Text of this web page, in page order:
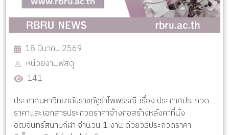
18 มีนาคม 2569
หน่วยงานพัสดุ
141
ประกาศมหาวิทยาลัยราชภัฏรำไพพรรณี เรื่อง ประกาศประกวด
ราคาและเอกสารประกวดราคาจ้างก่อสร้างหลังคาที่นั่ง
อัฒจันทร์สนามกีฬา จำนวน 1 งาน ด้วยวิธีประกวดราคา